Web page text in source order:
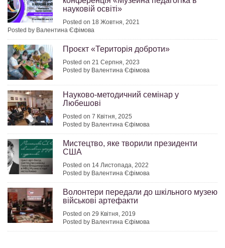
науковій освіті»
Posted on 18 Жовтня, 2021
Posted by Валентина Єфімова
Проєкт «Територія доброти»
Posted on 21 Серпня, 2023
Posted by Валентина Єфімова
Науково-методичний семінар у
Любешові
Posted on 7 Квітня, 2025
Posted by Валентина Єфімова
Мистецтво, яке творили президенти
США
Posted on 14 Листопада, 2022
Posted by Валентина Єфімова
Волонтери передали до шкільного музею
військові артефакти
Posted on 29 Квітня, 2019
Posted by Валентина Єфімова